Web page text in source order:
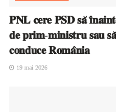
𝐏𝐍𝐋 𝐜𝐞𝐫𝐞 𝐏𝐒𝐃 𝐬𝐚̆
𝐝𝐞 𝐩𝐫𝐢𝐦-𝐦𝐢𝐧𝐢𝐬𝐭𝐫𝐮 𝐬𝐚𝐮
𝐜𝐨𝐧𝐝𝐮𝐜𝐞 𝐑𝐨𝐦𝐚̂𝐧𝐢𝐚
19 mai 2026